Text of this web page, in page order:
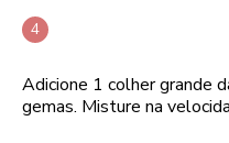
Adicione 1 colher grande
gemas. Misture na